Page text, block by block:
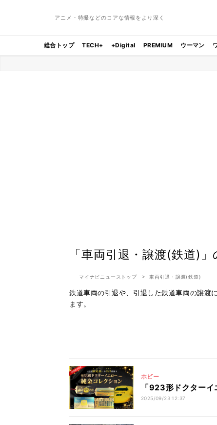
アニメ・特撮などのコアな情報をより深く
総合トップ TECH+ +Digital PREMIUM ウーマン
「車両引退・譲渡(鉄道)
マイナビニューストップ 車両引退・譲渡(鉄道)
鉄道車両の引退や、引退した鉄道車両の譲渡
ます。
ホビー
「923形ドクター
2025/09/23 12:37